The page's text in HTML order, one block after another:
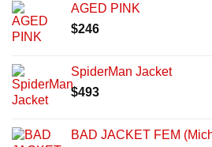
AGED PINK
$246
SpiderMan Jacket
$493
BAD JACKET FEM